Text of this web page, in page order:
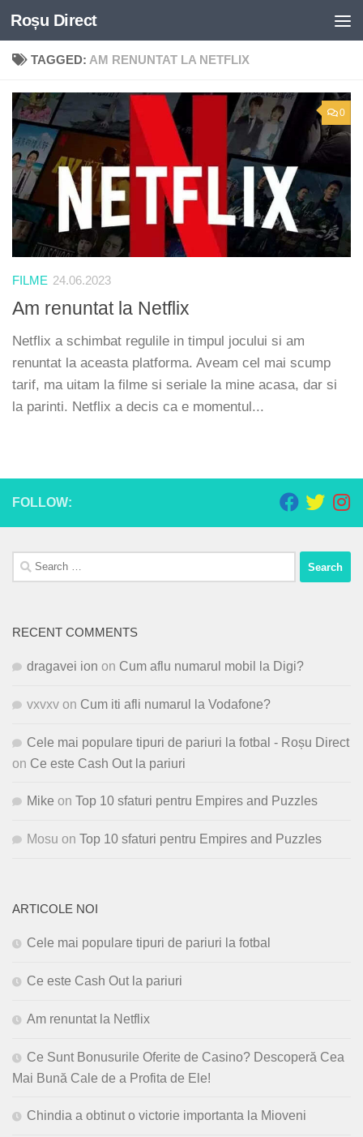
Skip to content
Roșu Direct
TAGGED: AM RENUNTAT LA NETFLIX
0
FILME 24.06.2023
Am renuntat la Netflix
Netflix a schimbat regulile in timpul jocului si am
renuntat la aceasta platforma. Aveam cel mai scump
tarif, ma uitam la filme si seriale la mine acasa, dar si
la parinti. Netflix a decis ca e momentul...
FOLLOW:
Search
for:
RECENT COMMENTS
dragavei ion on Cum aflu numarul mobil la Digi?
vxvxv on Cum iti afli numarul la Vodafone?
Cele mai populare tipuri de pariuri la fotbal - Roșu Direct
on Ce este Cash Out la pariuri
Mike on Top 10 sfaturi pentru Empires and Puzzles
Mosu on Top 10 sfaturi pentru Empires and Puzzles
ARTICOLE NOI
Cele mai populare tipuri de pariuri la fotbal
Ce este Cash Out la pariuri
Am renuntat la Netflix
Ce Sunt Bonusurile Oferite de Casino? Descoperă Cea
Mai Bună Cale de a Profita de Ele!
Chindia a obtinut o victorie importanta la Mioveni